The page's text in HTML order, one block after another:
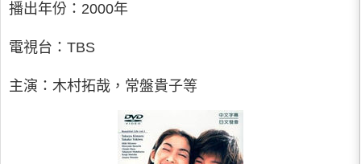
播出年份：2000年
電視台：TBS
主演：木村拓哉，常盤貴子等